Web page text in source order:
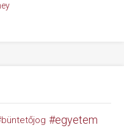
büntetőjog egyetem